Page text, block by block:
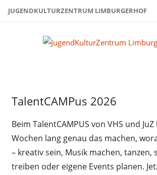
ZumJUGENDKULTURZENTRUM LIMBURGERHOF
2026
TalentCAMPus 2026
Beim TalentCAMPUS von VHS und
Wochen lang genau das machen,
– kreativ sein, Musik machen, tanzen,
treiben oder eigene Events planen.